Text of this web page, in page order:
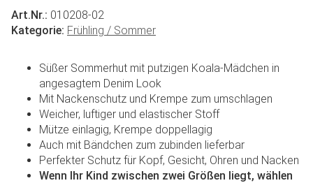
Art.Nr.: 010208-02
Kategorie: Frühling / Sommer
Süßer Sommerhut mit putzigen Koala-Mädchen in
angesagtem Denim Look
Mit Nackenschutz und Krempe zum umschlagen
Weicher, luftiger und elastischer Stoff
Mütze einlagig, Krempe doppellagig
Auch mit Bändchen zum zubinden lieferbar
Perfekter Schutz für Kopf, Gesicht, Ohren und Nacken
Wenn Ihr Kind zwischen zwei Größen liegt, wählen